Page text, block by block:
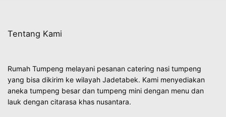
Tentang Kami
Rumah Tumpeng melayani pesanan catering nasi tumpeng
yang bisa dikirim ke wilayah Jadetabek. Kami menyediakan
aneka tumpeng besar dan tumpeng mini dengan menu dan
lauk dengan citarasa khas nusantara.